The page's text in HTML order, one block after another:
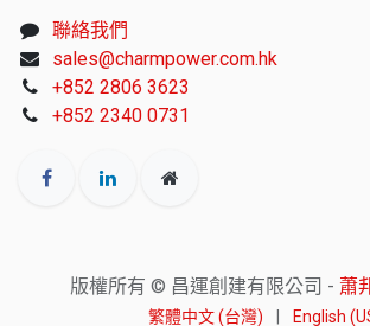
聯絡我們
sales@charmpower.com.hk
+852 2806 3623
+852 2340 0731
版權所有 © 昌運創建有限公司 - 蕭
繁體中文 (台灣) English